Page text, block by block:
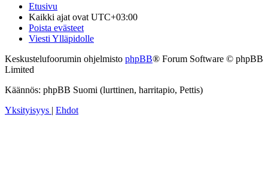
Etusivu
Kaikki ajat ovat UTC+03:00
Poista evästeet
Viesti Ylläpidolle
Keskustelufoorumin ohjelmisto phpBB® Forum Software © phpBB
Limited
Käännös: phpBB Suomi (lurttinen, harritapio, Pettis)
Yksityisyys | Ehdot